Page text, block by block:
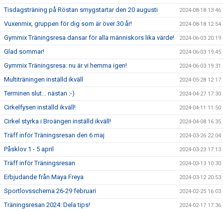
Tisdagsträning på Röstan smygstartar den 20 augusti 2024-08-18 13:46
Vuxenmix, gruppen för dig som är över 30 år! 2024-08-18 12:54
Gymmix Träningsresa dansar för alla människors lika värde! 2024-06-03 20:19
Glad sommar! 2024-06-03 19:45
Gymmix Träningsresa: nu är vi hemma igen! 2024-06-03 19:31
Multiträningen inställd ikväll 2024-05-28 12:17
Terminen slut... nästan :-) 2024-04-27 17:30
Cirkelfysen inställd ikväll! 2024-04-11 11:50
Cirkel styrka i Broängen inställd ikväll! 2024-04-08 16:35
Träff inför Träningsresan den 6 maj 2024-03-26 22:04
Påsklov 1 - 5 april 2024-03-23 17:13
Träff inför Träningsresan 2024-03-13 10:30
Erbjudande från Maya Freya 2024-03-12 20:53
Sportlovsschema 26-29 februari 2024-02-25 16:03
Träningsresan 2024: Dela tips! 2024-02-17 17:36